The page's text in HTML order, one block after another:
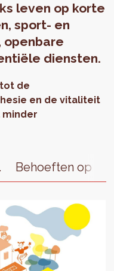
leven op korte
sport- en
diensten.
de
en de vitaliteit
minder